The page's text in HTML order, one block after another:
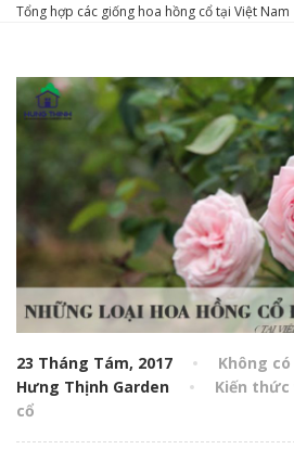
Tổng hợp các giống hoa hồng cổ tại Việt Nam
23 Tháng Tám, 2017 Không
Hưng Thịnh Garden
Kiến thức
cổ